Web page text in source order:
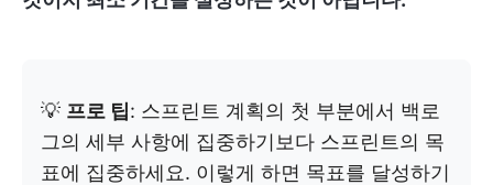
💡 프로 팁: 스프린트 계획의 첫 부분에서 백로
그의 세부 사항에 집중하기보다 스프린트의 목
표에 집중하세요. 이렇게 하면 목표를 달성하기